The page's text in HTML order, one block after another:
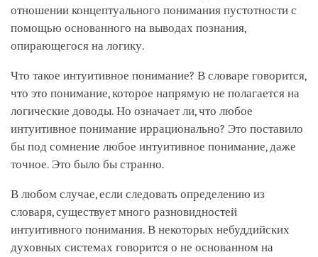
отношении концептуального понимания пустотности с
помощью основанного на выводах познания,
опирающегося на логику.
Что такое интуитивное понимание? В словаре говорится,
что это понимание, которое напрямую не полагается на
логические доводы. Но означает ли, что любое
интуитивное понимание иррационально? Это поставило
бы под сомнение любое интуитивное понимание, даже
точное. Это было бы странно.
В любом случае, если следовать определению из
словаря, существует много разновидностей
интуитивного понимания. В некоторых небуддийских
духовных системах говорится о не основанном на